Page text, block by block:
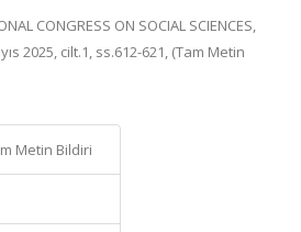
CONGRESS ON SOCIAL SCIENCES,
2025, cilt.1, ss.612-621, (Tam Metin
Metin Bildiri